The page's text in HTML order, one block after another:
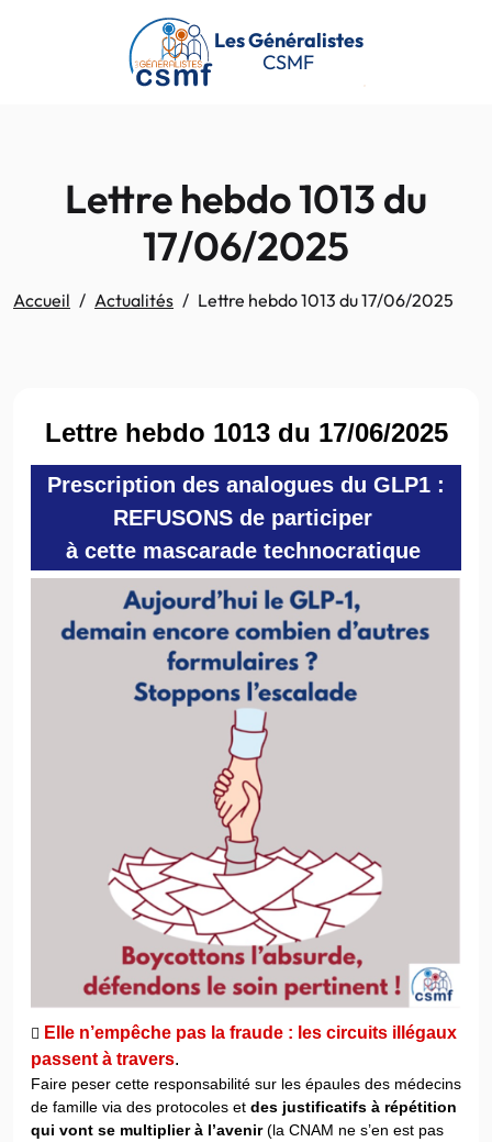
Les Généralistes
CSMF
Lettre hebdo 1013 du
17/06/2025
Accueil Actualités Lettre hebdo 1013 du 17/06/2025
Lettre hebdo 1013 du 17/06/2025
Prescription des analogues du GLP1 :
REFUSONS de participer
à cette mascarade technocratique
 Elle n’empêche pas la fraude : les circuits illégaux
passent à travers.
Faire peser cette responsabilité sur les épaules des médecins
de famille via des protocoles et des justificatifs à répétition
qui vont se multiplier à l’avenir(la CNAM ne s’en est pas